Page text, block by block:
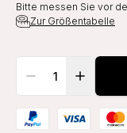
Bitte messen Sie vor
Zur Größentabelle